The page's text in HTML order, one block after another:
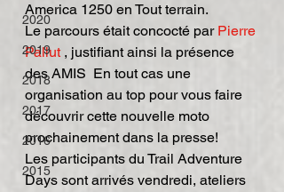
2020
2019
2018
2017
2016
2015
America 1250 en Tout terrain.
Le parcours était concocté par Pierre
Pallut , justifiant ainsi la présence
des AMIS  En tout cas une
organisation au top pour vous faire
découvrir cette nouvelle moto
prochainement dans la presse!
Les participants du Trail Adventure
Days sont arrivés vendredi, ateliers